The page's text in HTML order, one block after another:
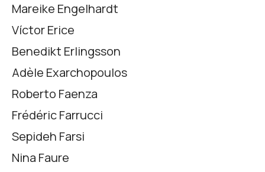
Mareike Engelhardt
Víctor Erice
Benedikt Erlingsson
Adèle Exarchopoulos
Roberto Faenza
Frédéric Farrucci
Sepideh Farsi
Nina Faure